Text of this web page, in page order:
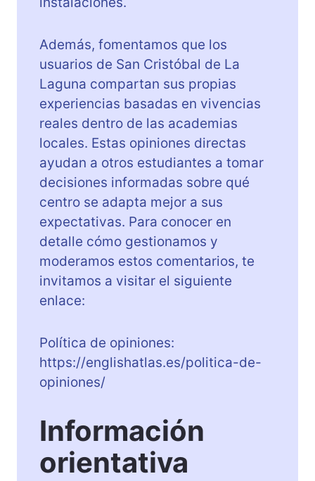
Además, fomentamos que los
usuarios de San Cristóbal de La
Laguna compartan sus propias
experiencias basadas en vivencias
reales dentro de las academias
locales. Estas opiniones directas
ayudan a otros estudiantes a tomar
decisiones informadas sobre qué
centro se adapta mejor a sus
expectativas. Para conocer en
detalle cómo gestionamos y
moderamos estos comentarios, te
invitamos a visitar el siguiente
enlace:
Política de opiniones:
https://englishatlas.es/politica-de-
opiniones/
Información
orientativa